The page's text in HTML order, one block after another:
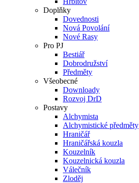
Doplňky
Dovednosti
Nová Povolání
Nové Rasy
Pro PJ
Bestiář
Dobrodružství
Předměty
Všeobecné
Downloady
Rozvoj DrD
Postavy
Alchymista
Alchymistické předměty
Hraničář
Hraničářská kouzla
Kouzelník
Kouzelnická kouzla
Válečník
Zloděj